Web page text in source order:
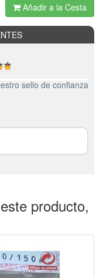
Añadir a la Cesta
sello de confianza
producto,